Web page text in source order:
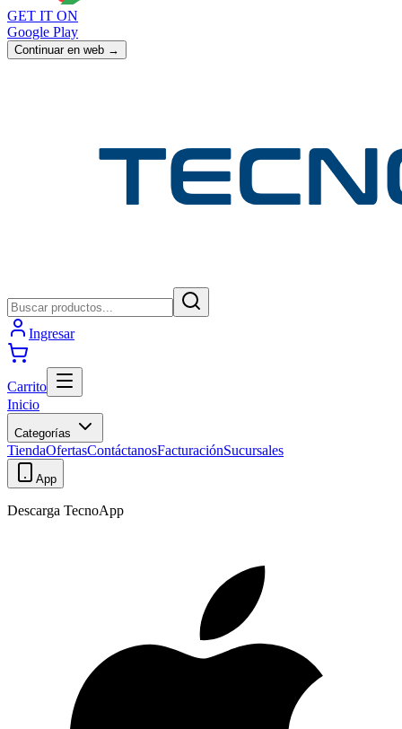
GET IT ON
Google Play
Continuar en web →
Ingresar
Carrito
Inicio
Categorías
TiendaOfertasContáctanosFacturaciónSucursales
App
Descarga TecnoApp